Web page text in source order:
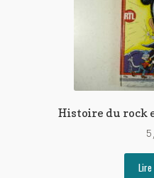
Histoire du rock